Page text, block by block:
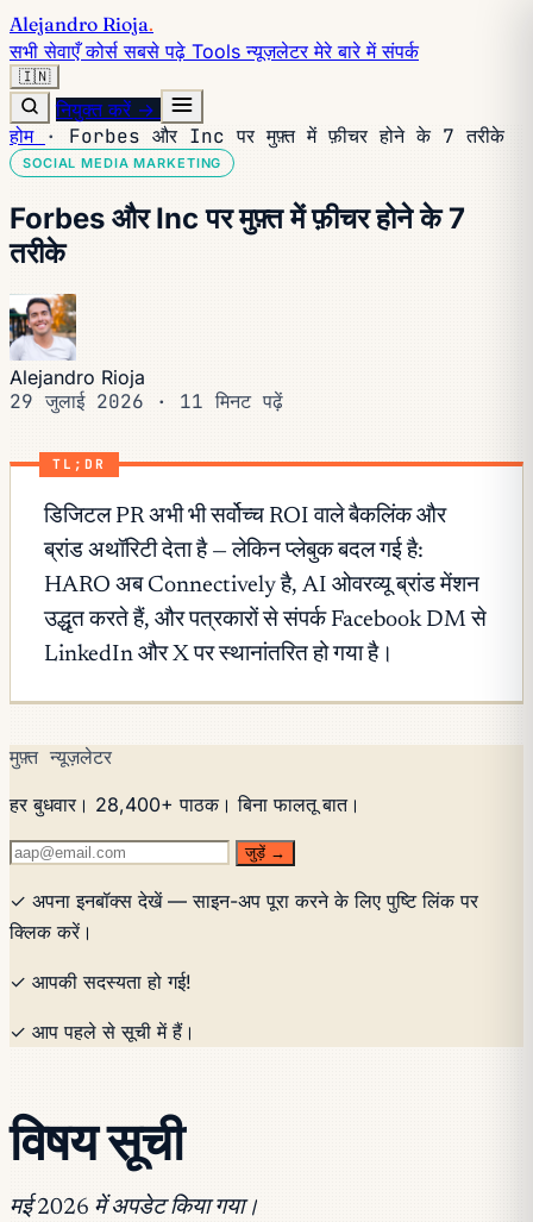
Alejandro Rioja.
सभी सेवाएँकोर्ससबसे पढ़े Toolsन्यूज़लेटरमेरे बारे मेंसंपर्क
🇮🇳
नियुक्त करें →
होम · Forbes और Inc पर मुफ़्त में फ़ीचर होने के 7 तरीके
SOCIAL MEDIA MARKETING
Forbes और Inc पर मुफ़्त में फ़ीचर होने के 7
तरीके
Alejandro Rioja
29 जुलाई 2026 · 11 मिनट पढ़ें
TL;DR
डिजिटल PR अभी भी सर्वोच्च ROI वाले बैकलिंक और
ब्रांड अथॉरिटी देता है — लेकिन प्लेबुक बदल गई है:
HARO अब Connectively है, AI ओवरव्यू ब्रांड मेंशन
उद्धृत करते हैं, और पत्रकारों से संपर्क Facebook DM से
LinkedIn और X पर स्थानांतरित हो गया है।
मुफ़्त न्यूज़लेटर
हर बुधवार। 28,400+ पाठक। बिना फालतू बात।
जुड़ें →
✓ अपना इनबॉक्स देखें — साइन-अप पूरा करने के लिए पुष्टि लिंक पर
क्लिक करें।
✓ आपकी सदस्यता हो गई!
✓ आप पहले से सूची में हैं।
विषय सूची
मई 2026 में अपडेट किया गया।